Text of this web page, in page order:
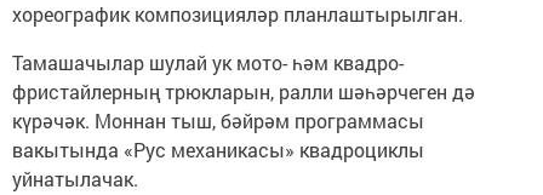
хореографик композицияләр планлаштырылган.
Тамашачылар шулай ук мото- һәм квадро-
фристайлерның трюкларын, ралли шәһәрчеген дә
күрәчәк. Моннан тыш, бәйрәм программасы
вакытында «Рус механикасы» квадроциклы
уйнатылачак.